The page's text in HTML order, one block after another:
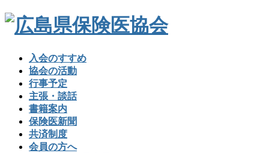
入会のすすめ
協会の活動
行事予定
主張・談話
書籍案内
保険医新聞
共済制度
会員の方へ